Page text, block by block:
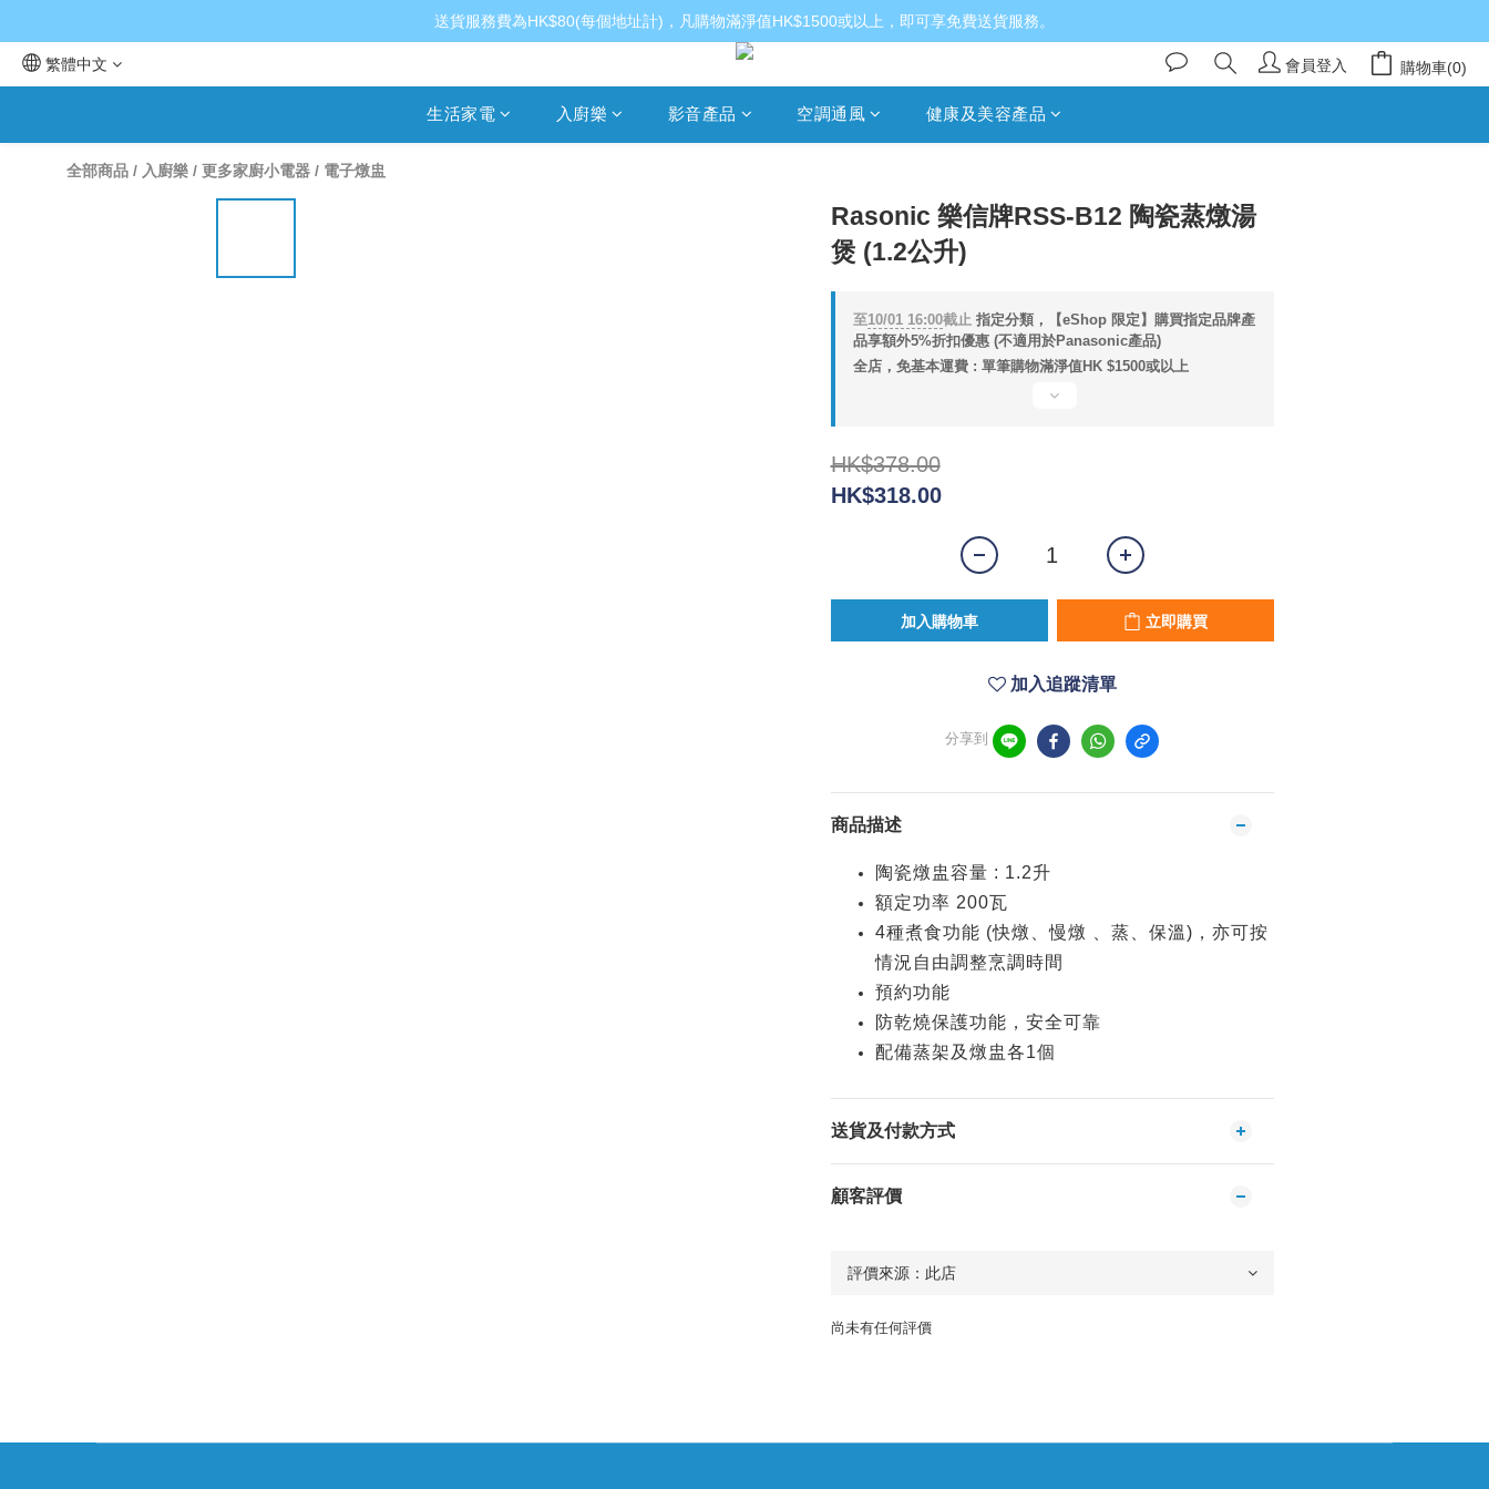
送貨服務費為HK$80(每個地址計)，凡購物滿淨值HK$1500或以上，即可享免費送貨服務。
繁體中文 會員登入 購物車(0)
生活家電 入廚樂 影音產品 空調通風 健康及美容產品
全部商品 / 入廚樂 / 更多家廚小電器 / 電子燉盅
Rasonic 樂信牌RSS-B12 陶瓷蒸燉湯
煲 (1.2公升)
至10/01 16:00截止指定分類，【eShop 限定】購買指定品牌產
品享額外5%折扣優惠 (不適用於Panasonic產品)
全店，免基本運費 : 單筆購物滿淨值HK $1500或以上
HK$378.00
HK$318.00
加入購物車 立即購買
加入追蹤清單
分享到
商品描述
陶瓷燉盅容量 : 1.2升
額定功率 200瓦
4種煮食功能 (快燉、慢燉 、蒸、保溫)，亦可按
情況自由調整烹調時間
預約功能
防乾燒保護功能，安全可靠
配備蒸架及燉盅各1個
送貨及付款方式
顧客評價
尚未有任何評價